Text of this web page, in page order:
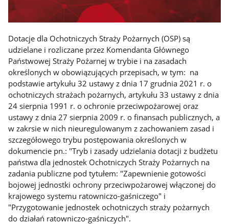
Dotacje dla Ochotniczych Straży Pożarnych (OSP) są
udzielane i rozliczane przez Komendanta Głównego
Państwowej Straży Pożarnej w trybie i na zasadach
określonych w obowiązujących przepisach, w tym: na
podstawie artykułu 32 ustawy z dnia 17 grudnia 2021 r. o
ochotniczych strażach pożarnych, artykułu 33 ustawy z dnia
24 sierpnia 1991 r. o ochronie przeciwpożarowej oraz
ustawy z dnia 27 sierpnia 2009 r. o finansach publicznych, a
w zakrsie w nich nieuregulowanym z zachowaniem zasad i
szczegółowego trybu postępowania określonych w
dokumencie pn.: "Tryb i zasady udzielania dotacji z budżetu
państwa dla jednostek Ochotniczych Straży Pożarnych na
zadania publiczne pod tytułem: "Zapewnienie gotowości
bojowej jednostki ochrony przeciwpożarowej włączonej do
krajowego systemu ratowniczo-gaśniczego" i
"Przygotowanie jednostek ochotniczych straży pożarnych
do działań ratowniczo-gaśniczych".